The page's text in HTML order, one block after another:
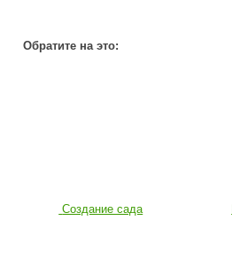
Обратите на это:
Создание сада